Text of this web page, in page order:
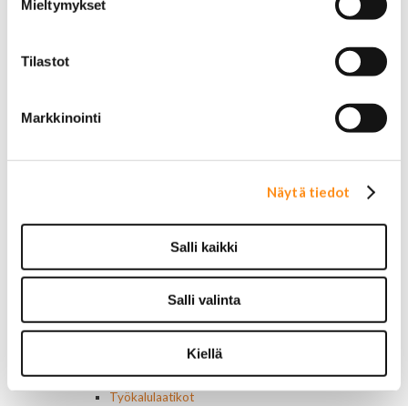
Mieltymykset
Tilastot
Markkinointi
Näytä tiedot
Salli kaikki
Salli valinta
Kiellä
Ovipeilit
Dodge
Ford
Valoraudat
Rekisterikilven kehykset
Sivulasivisiirit ja tuuliohjaimet
Työkalulaatikot